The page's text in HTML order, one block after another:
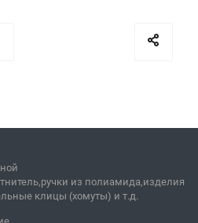
из полиамида,изделия
клицы (хомуты) и т.д.